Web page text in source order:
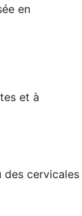
en
et à
des cervicales